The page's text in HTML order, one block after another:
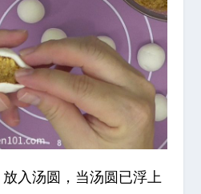
入汤圆，当汤圆已浮上